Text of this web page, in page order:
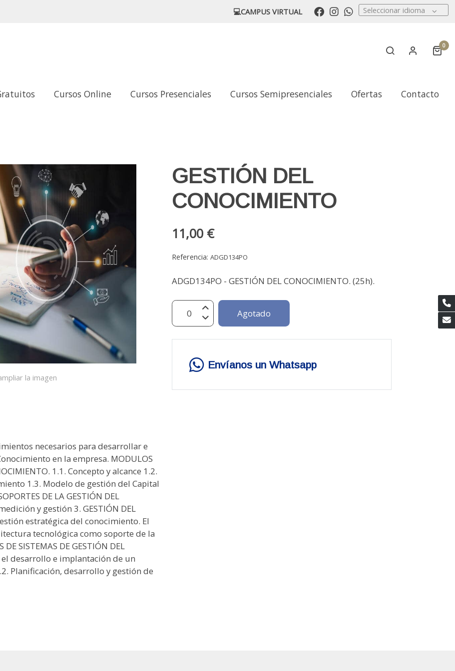
💻CAMPUS VIRTUAL Seleccionar idioma
0
Cursos Online Cursos Presenciales Cursos Semipresenciales Ofertas Contacto
la imagen
necesarios para desarrollar e
en la empresa. MODULOS
1.1. Concepto y alcance 1.2.
1.3. Modelo de gestión del Capital
DE LA GESTIÓN DEL
y gestión 3. GESTIÓN DEL
estratégica del conocimiento. El
tecnológica como soporte de la
SISTEMAS DE GESTIÓN DEL
desarrollo e implantación de un
Planificación, desarrollo y gestión de
GESTIÓN DEL
CONOCIMIENTO
11,00 €
Referencia:ADGD134PO
ADGD134PO - GESTIÓN DEL CONOCIMIENTO. (25h).
Agotado
Envíanos un Whatsapp